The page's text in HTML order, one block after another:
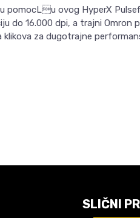
pomocLu ovog HyperX
do 16.000 dpi, a trajni Omron
klikova za dugotrajne
SLIČNI